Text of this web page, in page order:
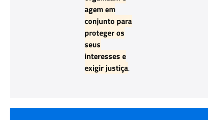
agem em
conjunto para
proteger os
seus
interesses e
exigir justiça.